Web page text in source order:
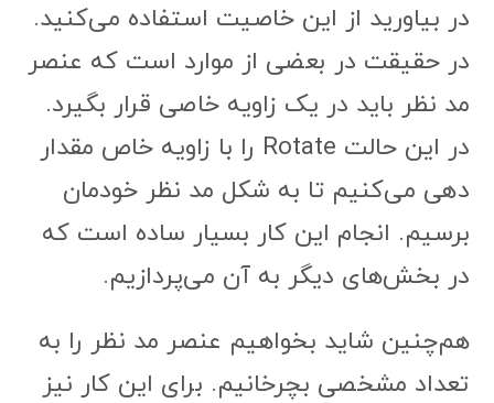
در بیاورید از این خاصیت استفاده می‌کنید.
در حقیقت در بعضی از موارد است که عنصر
مد نظر باید در یک زاویه خاصی قرار بگیرد.
در این حالت Rotate را با زاویه خاص مقدار
دهی می‌کنیم تا به شکل مد نظر خودمان
برسیم. انجام این کار بسیار ساده است که
در بخش‌های دیگر به آن می‌پردازیم.
هم‌چنین شاید بخواهیم عنصر مد نظر را به
تعداد مشخصی بچرخانیم. برای این کار نیز